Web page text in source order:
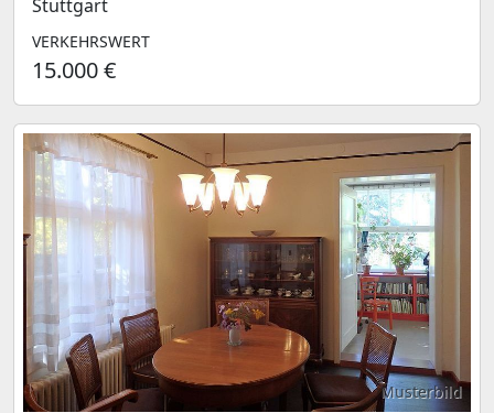
Stuttgart
VERKEHRSWERT
15.000 €
Musterbild